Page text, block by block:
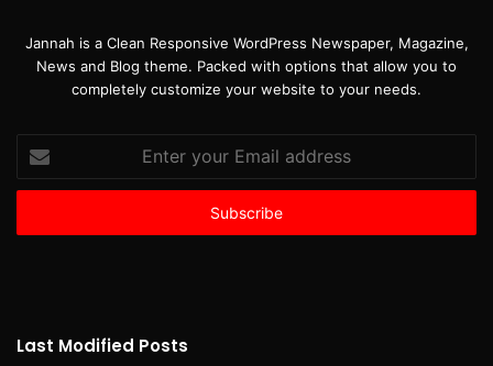
Jannah is a Clean Responsive WordPress Newspaper, Magazine,
News and Blog theme. Packed with options that allow you to
completely customize your website to your needs.
your
Email
Last Modified Posts